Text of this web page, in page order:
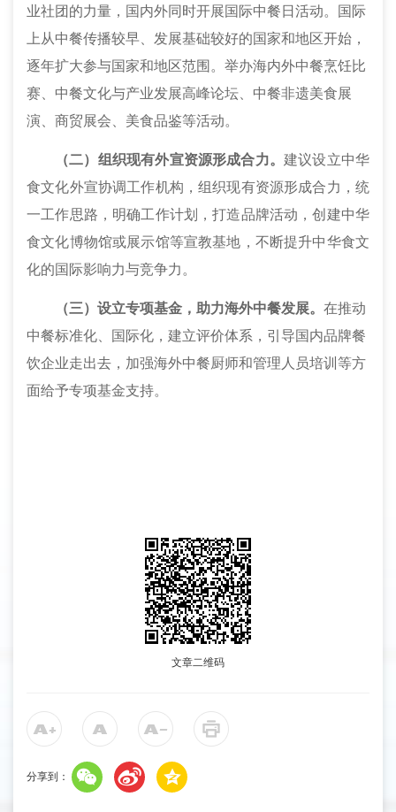
业社团的力量，国内外同时开展国际中餐日活动。国际
上从中餐传播较早、发展基础较好的国家和地区开始，
逐年扩大参与国家和地区范围。举办海内外中餐烹饪比
赛、中餐文化与产业发展高峰论坛、中餐非遗美食展
演、商贸展会、美食品鉴等活动。
（二）组织现有外宣资源形成合力。建议设立中华
食文化外宣协调工作机构，组织现有资源形成合力，统
一工作思路，明确工作计划，打造品牌活动，创建中华
食文化博物馆或展示馆等宣教基地，不断提升中华食文
化的国际影响力与竞争力。
（三）设立专项基金，助力海外中餐发展。 在推动
中餐标准化、国际化，建立评价体系，引导国内品牌餐
饮企业走出去，加强海外中餐厨师和管理人员培训等方
面给予专项基金支持。
文章二维码
分享到：